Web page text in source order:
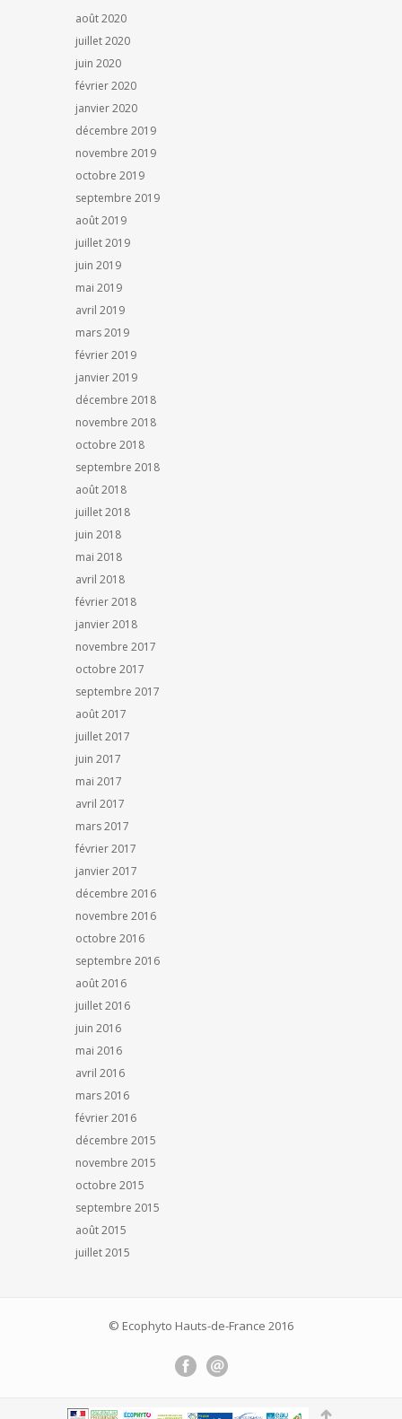
août 2020
juillet 2020
juin 2020
février 2020
janvier 2020
décembre 2019
novembre 2019
octobre 2019
septembre 2019
août 2019
juillet 2019
juin 2019
mai 2019
avril 2019
mars 2019
février 2019
janvier 2019
décembre 2018
novembre 2018
octobre 2018
septembre 2018
août 2018
juillet 2018
juin 2018
mai 2018
avril 2018
février 2018
janvier 2018
novembre 2017
octobre 2017
septembre 2017
août 2017
juillet 2017
juin 2017
mai 2017
avril 2017
mars 2017
février 2017
janvier 2017
décembre 2016
novembre 2016
octobre 2016
septembre 2016
août 2016
juillet 2016
juin 2016
mai 2016
avril 2016
mars 2016
février 2016
décembre 2015
novembre 2015
octobre 2015
septembre 2015
août 2015
juillet 2015
© Ecophyto Hauts-de-France 2016